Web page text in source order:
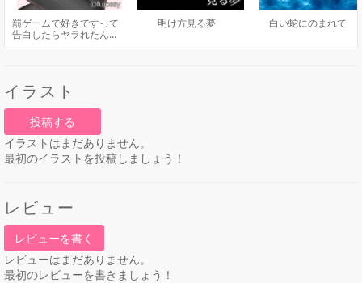
罰ゲームで好きですって
告白したらヤラれたんだ
明け方見る夢 白い蛇にのまれて
イラスト
投稿する
イラストはまだありません。
最初のイラストを投稿しましょう！
レビュー
レビューを書く
レビューはまだありません。
最初のレビューを書きましょう！